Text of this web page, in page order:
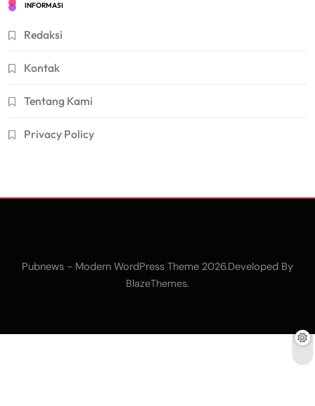
INFORMASI
Redaksi
Kontak
Tentang Kami
Privacy Policy
Pubnews - Modern WordPress Theme 2026.Developed By
BlazeThemes.